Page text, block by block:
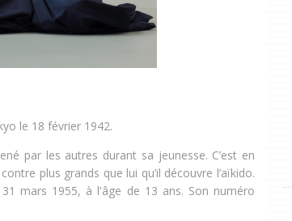
le 18 février 1942.
par les autres durant sa jeunesse. C’est en
plus grands que lui qu’il découvre l’aïkido.
mars 1955, à l'âge de 13 ans. Son numéro